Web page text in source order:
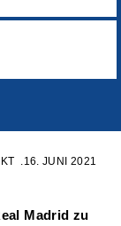
16. JUNI 2021
Madrid zu